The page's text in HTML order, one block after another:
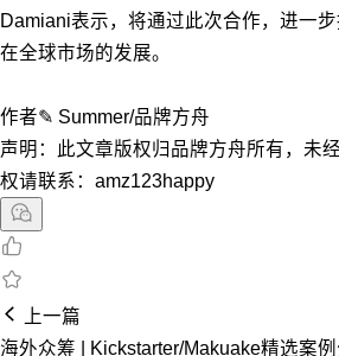
Damiani表示，将通过此次合作，进一
在全球市场的发展。
作者✎ Summer/品牌方舟
声明：此文章版权归品牌方舟所有，未
权请联系：amz123happy
上一篇
海外众筹 | Kickstarter/Makuake精选案